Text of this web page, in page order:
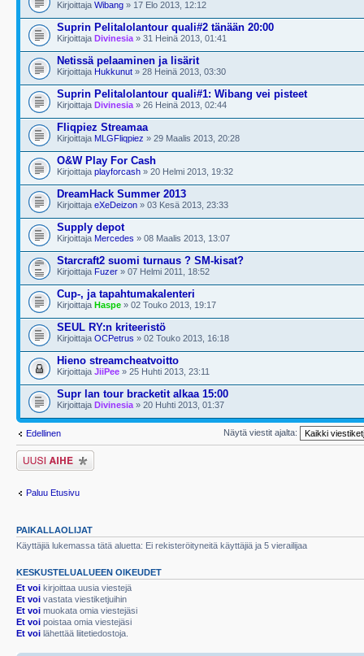
Kirjoittaja Wibang » 17 Elo 2013, 12:12
Suprin Pelitalolantour quali#2 tänään 20:00
Kirjoittaja Divinesia » 31 Heinä 2013, 01:41
Netissä pelaaminen ja lisärit
Kirjoittaja Hukkunut » 28 Heinä 2013, 03:30
Suprin Pelitalolantour quali#1: Wibang vei pisteet
Kirjoittaja Divinesia » 26 Heinä 2013, 02:44
Fliqpiez Streamaa
Kirjoittaja MLGFliqpiez » 29 Maalis 2013, 20:28
O&W Play For Cash
Kirjoittaja playforcash » 20 Helmi 2013, 19:32
DreamHack Summer 2013
Kirjoittaja eXeDeizon » 03 Kesä 2013, 23:33
Supply depot
Kirjoittaja Mercedes » 08 Maalis 2013, 13:07
Starcraft2 suomi turnaus ? SM-kisat?
Kirjoittaja Fuzer » 07 Helmi 2011, 18:52
Cup-, ja tapahtumakalenteri
Kirjoittaja Haspe » 02 Touko 2013, 19:17
SEUL RY:n kriteeristö
Kirjoittaja OCPetrus » 02 Touko 2013, 16:18
Hieno streamcheatvoitto
Kirjoittaja JiiPee » 25 Huhti 2013, 23:11
Supr lan tour bracketit alkaa 15:00
Kirjoittaja Divinesia » 20 Huhti 2013, 01:37
Edellinen Näytä viestit ajalta:
Lähetä uusi viesti
Paluu Etusivu
PAIKALLAOLIJAT
Käyttäjiä lukemassa tätä aluetta: Ei rekisteröityneitä käyttäjiä ja 5 vierailijaa
KESKUSTELUALUEEN OIKEUDET
Et voi kirjoittaa uusia viestejä
Et voi vastata viestiketjuihin
Et voi muokata omia viestejäsi
Et voi poistaa omia viestejäsi
Et voi lähettää liitetiedostoja.